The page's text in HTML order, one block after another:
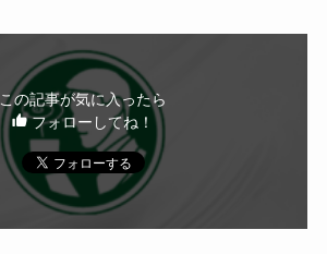
この記事が気に入ったら
フォローしてね！